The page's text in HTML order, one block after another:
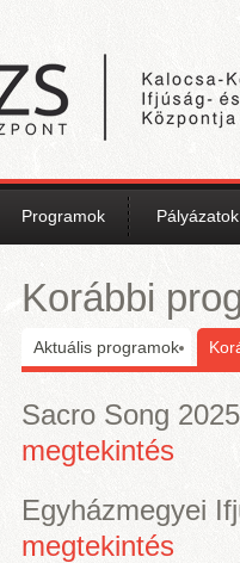
Programok Pályázatok
Korábbi
Aktuális programok
Sacro Song
megtekintés
Egyházmegyei
megtekintés